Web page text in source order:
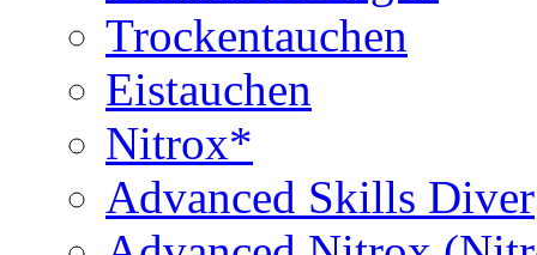
Trockentauchen
Eistauchen
Nitrox*
Advanced Skills Diver